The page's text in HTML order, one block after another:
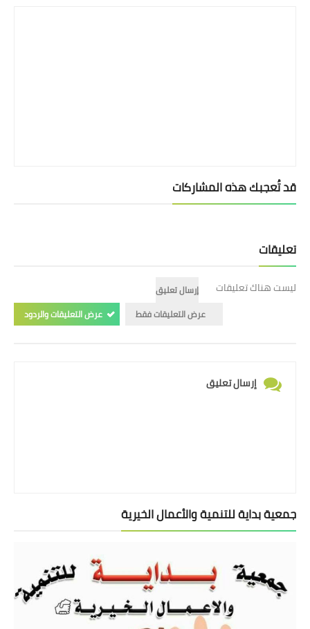
قد تُعجبك هذه المشاركات
تعليقات
ليست هناك تعليقات
إرسال تعليق
عرض التعليقات فقط
عرض التعليقات والردود
إرسال تعليق
جمعية بداية للتنمية والأعمال الخيرية